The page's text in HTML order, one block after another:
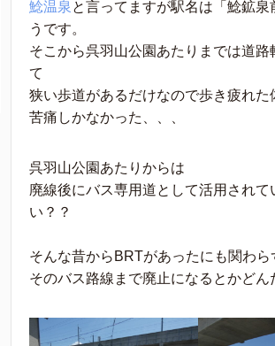
鯰温泉 と言ってますが駅名は「鯰鉱泉
うです。
そこから呉羽山公園あたりまでは道路
て
狭い歩道があるだけなので歩き疲れた
苦痛しかなかった、、、
呉羽山公園あたりからは
廃線後にバス専用道として活用されて
い？？
そんな昔からBRTがあったにも関わら
そのバス路線まで廃止になるとかどん